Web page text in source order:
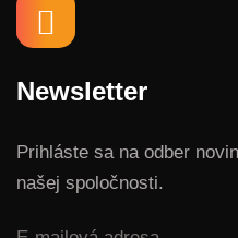
Newsletter
Prihláste sa na odber
našej spoločnosti.